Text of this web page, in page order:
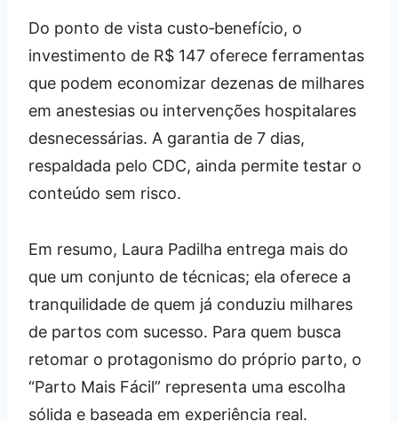
Do ponto de vista custo‑benefício, o
investimento de R$ 147 oferece ferramentas
que podem economizar dezenas de milhares
em anestesias ou intervenções hospitalares
desnecessárias. A garantia de 7 dias,
respaldada pelo CDC, ainda permite testar o
conteúdo sem risco.
Em resumo, Laura Padilha entrega mais do
que um conjunto de técnicas; ela oferece a
tranquilidade de quem já conduziu milhares
de partos com sucesso. Para quem busca
retomar o protagonismo do próprio parto, o
“Parto Mais Fácil” representa uma escolha
sólida e baseada em experiência real.